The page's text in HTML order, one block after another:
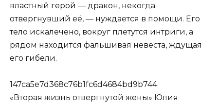
властный герой — дракон, некогда
отвергнувший её, — нуждается в помощи. Его
тело искалечено, вокруг плетутся интриги, а
рядом находится фальшивая невеста, ждущая
его гибели.
147ca5e7d368c76b1fc6d4684bd9b744
«Вторая жизнь отвергнутой жены» Юлия